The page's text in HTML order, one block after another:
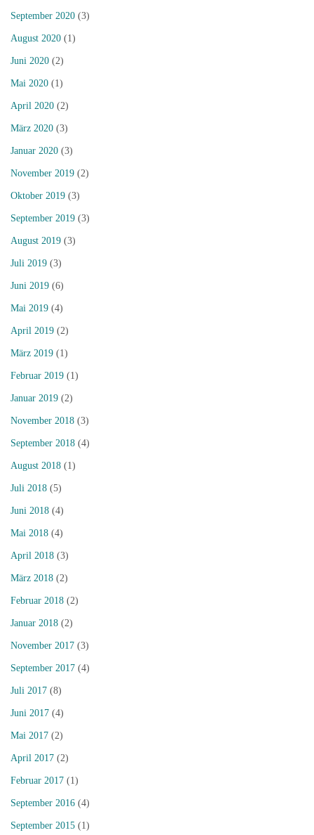
September 2020 (3)
August 2020 (1)
Juni 2020 (2)
Mai 2020 (1)
April 2020 (2)
März 2020 (3)
Januar 2020 (3)
November 2019 (2)
Oktober 2019 (3)
September 2019 (3)
August 2019 (3)
Juli 2019 (3)
Juni 2019 (6)
Mai 2019 (4)
April 2019 (2)
März 2019 (1)
Februar 2019 (1)
Januar 2019 (2)
November 2018 (3)
September 2018 (4)
August 2018 (1)
Juli 2018 (5)
Juni 2018 (4)
Mai 2018 (4)
April 2018 (3)
März 2018 (2)
Februar 2018 (2)
Januar 2018 (2)
November 2017 (3)
September 2017 (4)
Juli 2017 (8)
Juni 2017 (4)
Mai 2017 (2)
April 2017 (2)
Februar 2017 (1)
September 2016 (4)
September 2015 (1)